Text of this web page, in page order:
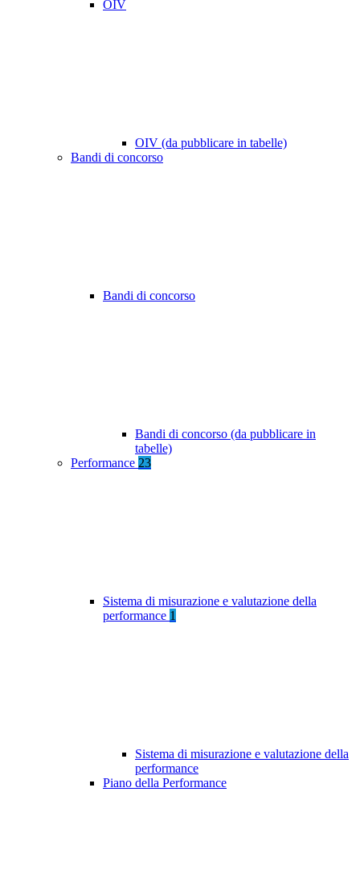
OIV
OIV (da pubblicare in tabelle)
Bandi di concorso
Bandi di concorso
Bandi di concorso (da pubblicare in
tabelle)
Performance 23
Sistema di misurazione e valutazione della
performance 1
Sistema di misurazione e valutazione della
performance
Piano della Performance